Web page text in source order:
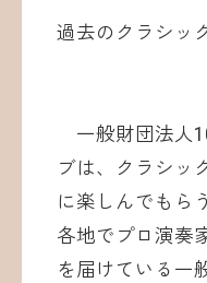
過去のクラシッ
一般財団法人
ブは、クラシッ
に楽しんでもら
各地でプロ演奏
を届けている一